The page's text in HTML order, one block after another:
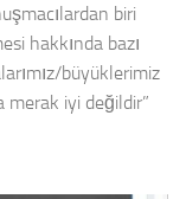
biri
hakkında bazı
büyüklerimiz
merak iyi değildir”